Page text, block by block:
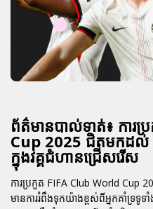
ព័ត៌មានបាល់ទាត់៖ ការ
Cup 2025 ជិតមកដល់ ម
ក្នុងវគ្គជំហានជ្រើសរើស
ការប្រកួត FIFA Club World Cup
មានការរំពឹងទុកយ៉ាងខ្ពស់ពីអ្នកគាំទ្រទូទ